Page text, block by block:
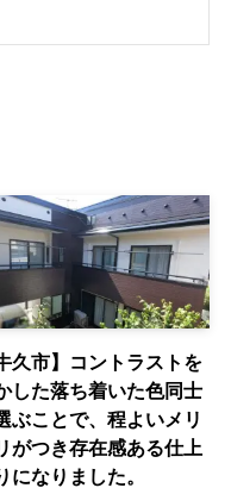
久市】コントラストを
した落ち着いた色同士
ぶことで、程よいメリ
がつき存在感ある仕上
になりました。